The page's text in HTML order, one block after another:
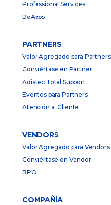
Professional Services
BeApps
PARTNERS
Valor Agregado para Partners
Conviértase en Partner
Adistec Total Support
Eventos para Partners
Atención al Cliente
VENDORS
Valor Agregado para Vendors
Conviértase en Vendor
BPO
COMPAÑÍA